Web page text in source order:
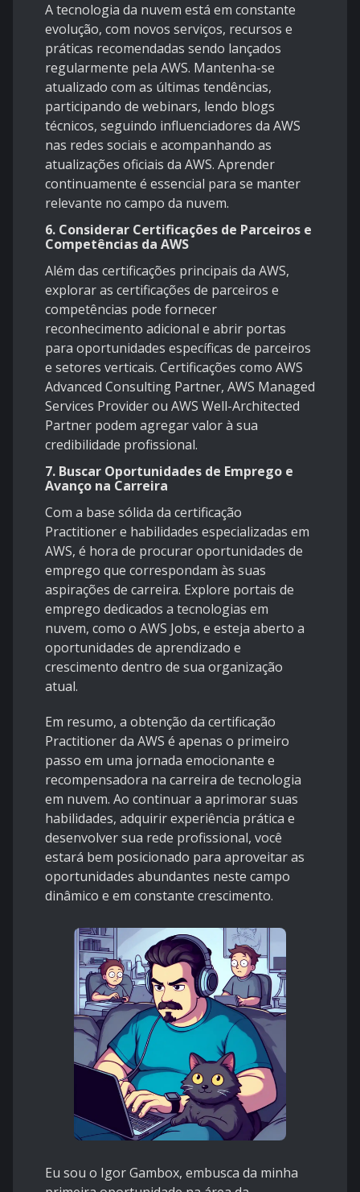
A tecnologia da nuvem está em constante
evolução, com novos serviços, recursos e
práticas recomendadas sendo lançados
regularmente pela AWS. Mantenha-se
atualizado com as últimas tendências,
participando de webinars, lendo blogs
técnicos, seguindo influenciadores da AWS
nas redes sociais e acompanhando as
atualizações oficiais da AWS. Aprender
continuamente é essencial para se manter
relevante no campo da nuvem.
6. Considerar Certificações de Parceiros e
Competências da AWS
Além das certificações principais da AWS,
explorar as certificações de parceiros e
competências pode fornecer
reconhecimento adicional e abrir portas
para oportunidades específicas de parceiros
e setores verticais. Certificações como AWS
Advanced Consulting Partner, AWS Managed
Services Provider ou AWS Well-Architected
Partner podem agregar valor à sua
credibilidade profissional.
7. Buscar Oportunidades de Emprego e
Avanço na Carreira
Com a base sólida da certificação
Practitioner e habilidades especializadas em
AWS, é hora de procurar oportunidades de
emprego que correspondam às suas
aspirações de carreira. Explore portais de
emprego dedicados a tecnologias em
nuvem, como o AWS Jobs, e esteja aberto a
oportunidades de aprendizado e
crescimento dentro de sua organização
atual.
Em resumo, a obtenção da certificação
Practitioner da AWS é apenas o primeiro
passo em uma jornada emocionante e
recompensadora na carreira de tecnologia
em nuvem. Ao continuar a aprimorar suas
habilidades, adquirir experiência prática e
desenvolver sua rede profissional, você
estará bem posicionado para aproveitar as
oportunidades abundantes neste campo
dinâmico e em constante crescimento.
Eu sou o Igor Gambox, embusca da minha